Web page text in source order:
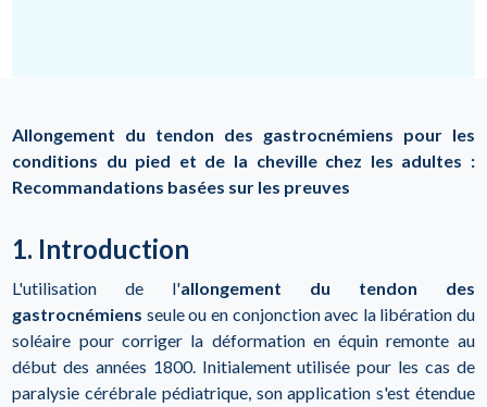
Allongement du tendon des gastrocnémiens pour les
conditions du pied et de la cheville chez les adultes :
Recommandations basées sur les preuves
1. Introduction
L'utilisation de l'allongement du tendon des
gastrocnémiens seule ou en conjonction avec la libération du
soléaire pour corriger la déformation en équin remonte au
début des années 1800. Initialement utilisée pour les cas de
paralysie cérébrale pédiatrique, son application s'est étendue